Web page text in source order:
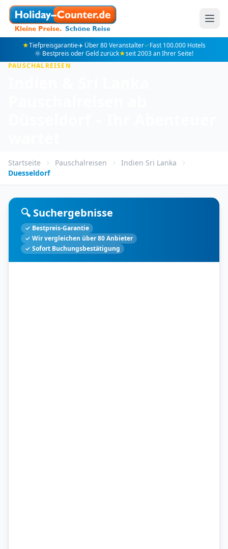
★Tiefpreisgarantie✈️ Über 80 Veranstalter✓Fast 100.000 Hotels
🌞 Bestpreis oder Geld zurück★seit 2003 an Ihrer Seite!
PAUSCHALREISEN
Startseite Pauschalreisen
Indien Sri Lanka
Duesseldorf
🔍 Suchergebnisse
✓ Bestpreis-Garantie
✓ Wir vergleichen über 80 Anbieter
✓ Sofort Buchungsbestätigung